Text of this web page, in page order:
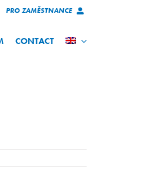
PRO ZAMĚSTNANCE
CONTACT